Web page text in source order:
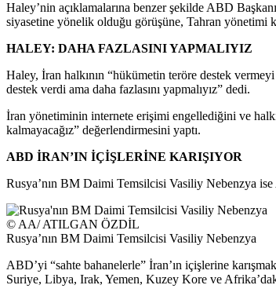
Haley’nin açıklamalarına benzer şekilde ABD
siyasetine yönelik olduğu görüşüne, Tahran yönetimi
HALEY: DAHA FAZLASINI YAPMALIYIZ
Haley, İran halkının “hükümetin teröre destek
destek verdi ama daha fazlasını yapmalıyız” dedi.
İran yönetiminin internete erişimi engellediğini ve
kalmayacağız” değerlendirmesini yaptı.
ABD İRAN’IN İÇİŞLERİNE KARIŞIYOR
Rusya’nın BM Daimi Temsilcisi Vasiliy Nebenzya ise
© AA/ ATILGAN ÖZDİL
Rusya’nın BM Daimi Temsilcisi Vasiliy Nebenzya
ABD’yi “sahte bahanelerle” İran’ın içişlerine
Suriye, Libya, Irak, Yemen, Kuzey Kore ve